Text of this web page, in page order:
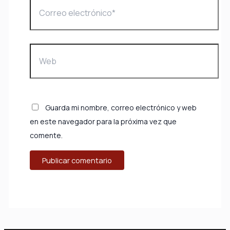
electrónico*
Web
Guarda mi nombre, correo electrónico y web
en este navegador para la próxima vez que
comente.